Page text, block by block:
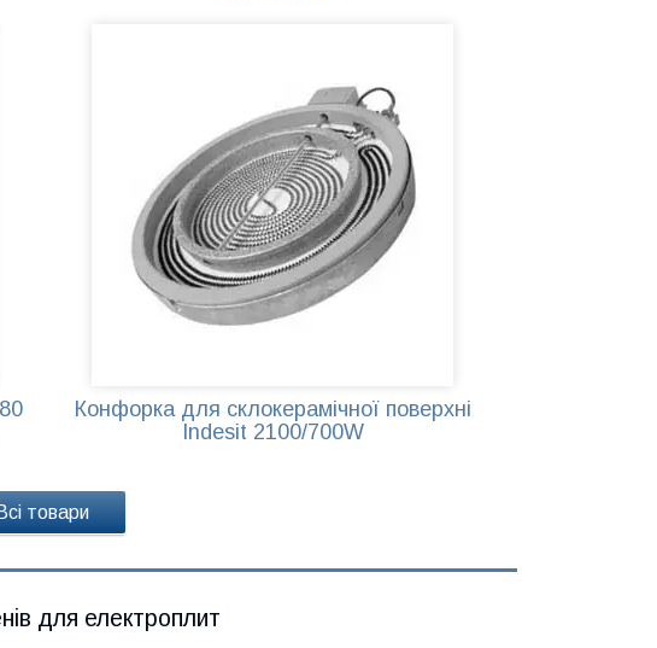
Конфорка для склокерамічної поверхні
Indesit 2100/700W
Всі товари
для електроплит